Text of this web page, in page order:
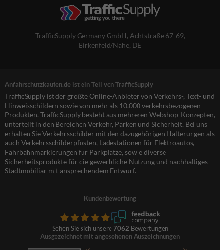
TrafficSupply Germany GmbH, Achtstraße 67-69,
Birkenfeld/Nahe, DE
Anfahrschutzkaufen.de ist ein Teil von TrafficSupply
TrafficSupply ist der größte Online-Anbieter von Verkehrs-, Text- und
Hinweisschildern sowie von mehr als 10.000 verkehrsbezogenen
Produkten. TrafficSupply besteht aus mehreren Webshop-Konzepten,
unterteilt in den Bereichen Verkehr, Parken und Sicherheit. Bei uns
erhalten Sie Verkehrsschilder mit den dazugehörigen Halterungen als
auch Verkehrsschilderpfosten, Ladestationen für Elektroautos,
Fahrbahnmarkierungen für Parkplätze, sowie diverse
Sicherheitsprodukte für die gewerbliche Nutzung und nachhaltiges
Stadtmobiliar mit ansprechendem Entwurf.
Kundenbewertung
Sehen Sie sich unsere 7062 Bewertungen
Ausgezeichnet mit angesehenen Auszeichnungen